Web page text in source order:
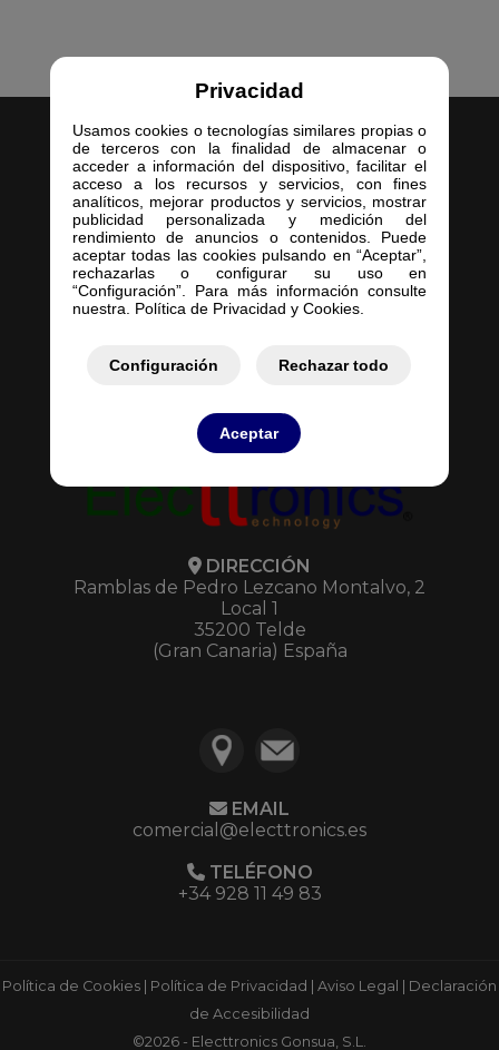
Privacidad
Usamos cookies o tecnologías similares propias o
de terceros con la finalidad de almacenar o
acceder a información del dispositivo, facilitar el
acceso a los recursos y servicios, con fines
analíticos, mejorar productos y servicios, mostrar
publicidad personalizada y medición del
rendimiento de anuncios o contenidos. Puede
aceptar todas las cookies pulsando en “Aceptar”,
rechazarlas o configurar su uso en
“Configuración”. Para más información consulte
nuestra. Política de Privacidad y Cookies.
Configuración Rechazar todo
Aceptar
Inicio
Empresa
Servicios
Contacto
Mis Presupuestos
DIRECCIÓN
Ramblas de Pedro Lezcano Montalvo, 2
Local 1
35200 Telde
(Gran Canaria) España
EMAIL
comercial@electtronics.es
TELÉFONO
+34 928 11 49 83
Política de Cookies Política de Privacidad Aviso Legal
Declaración
de Accesibilidad
©2026 - Electtronics Gonsua, S.L.